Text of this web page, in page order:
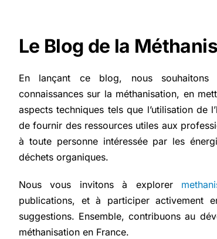
Le Blog de la
En lançant ce blog, nous
connaissances sur la méthanisation, en
aspects techniques tels que l’utilisation de
de fournir des ressources utiles aux
à toute personne intéressée par les
déchets organiques.
Nous vous invitons à explorer
publications, et à participer activement
suggestions. Ensemble, contribuons au
méthanisation en France.